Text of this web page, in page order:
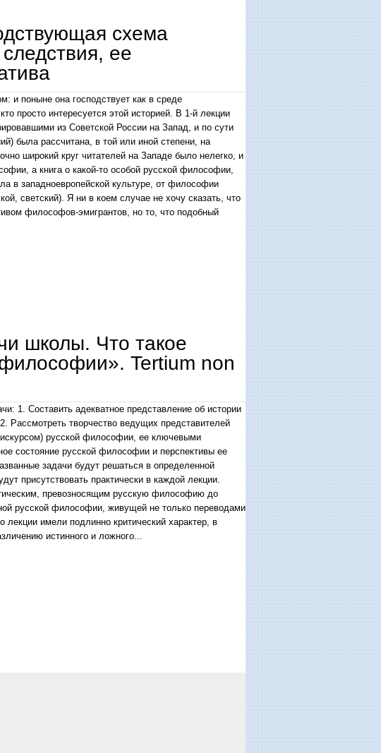
схема
ее
и поныне она господствует как в среде
просто интересуется этой историей. В 1-й лекции
из Советской России на Запад, и по сути
была рассчитана, в той или иной степени, на
широкий круг читателей на Западе было нелегко, и
а книга о какой-то особой русской философии,
в западноевропейской культуре, от философии
светский). Я ни в коем случае не хочу сказать, что
философов-эмигрантов, но то, что подобный
школы. Что такое
Tertium non
1. Составить адекватное представление об истории
Рассмотреть творчество ведущих представителей
русской философии, ее ключевыми
состояние русской философии и перспективы ее
задачи будут решаться в определенной
присутствовать практически в каждой лекции.
превозносящим русскую философию до
русской философии, живущей не только переводами
лекции имели подлинно критический характер, в
истинного и ложного...